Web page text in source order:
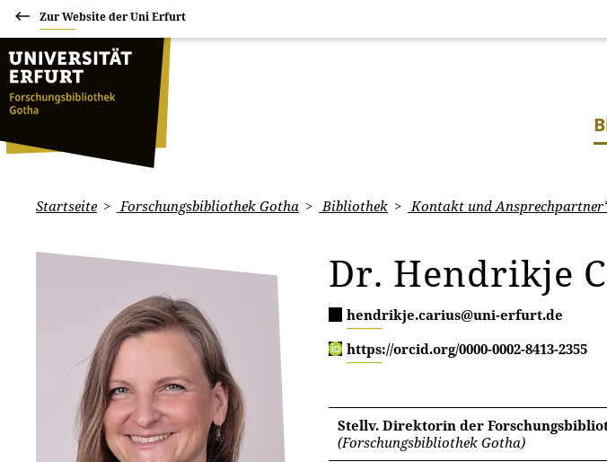
Zur Website der Uni Erfurt
Startseite Forschungsbibliothek Gotha Bibliothek Kontakt und
Dr. Hendrikje
hendrikje.carius@uni-erfurt.de
https://orcid.org/0000-0002-8413-2355
Stellv. Direktorin der
(Forschungsbibliothek Gotha)